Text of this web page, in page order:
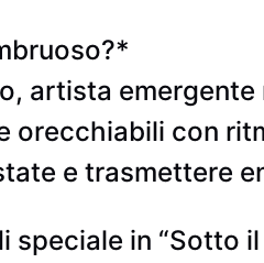
artista
orecchiabili con
e
speciale in “Sotto il